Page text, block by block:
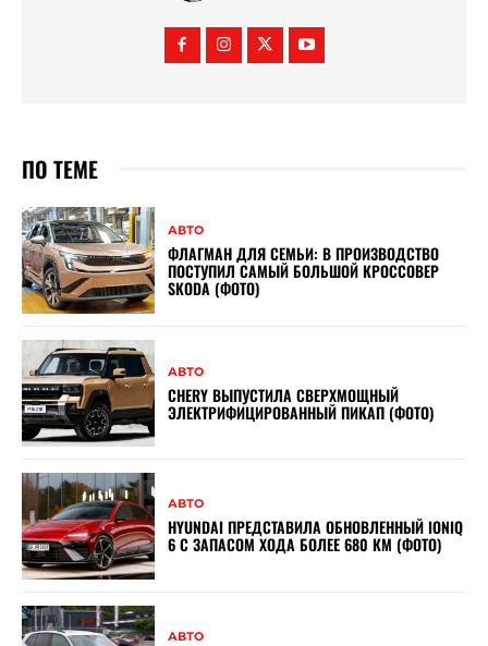
ПО ТЕМЕ
АВТО
ФЛАГМАН ДЛЯ СЕМЬИ: В ПРОИЗВОДСТВО
ПОСТУПИЛ САМЫЙ БОЛЬШОЙ КРОССОВЕР
SKODA (ФОТО)
АВТО
CHERY ВЫПУСТИЛА СВЕРХМОЩНЫЙ
ЭЛЕКТРИФИЦИРОВАННЫЙ ПИКАП (ФОТО)
АВТО
HYUNDAI ПРЕДСТАВИЛА ОБНОВЛЕННЫЙ IONIQ
6 С ЗАПАСОМ ХОДА БОЛЕЕ 680 КМ (ФОТО)
АВТО